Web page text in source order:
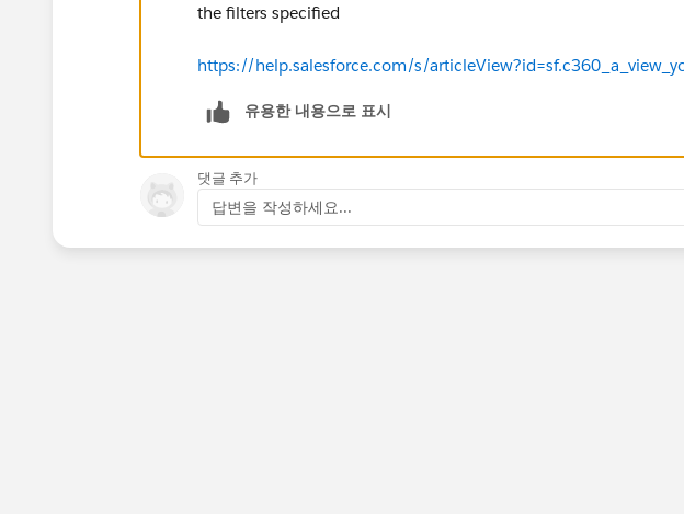
the filters specified
https://help.salesforce.com/s/
유용한 내용으로 표시
댓글 추가
답변을 작성하세요...